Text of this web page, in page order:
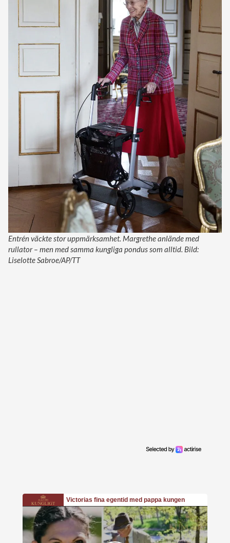
Entrén väckte stor uppmärksamhet. Margrethe anlände med
rullator – men med samma kungliga pondus som alltid. Bild:
Liselotte Sabroe/AP/TT